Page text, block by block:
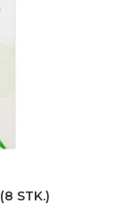
STK.)